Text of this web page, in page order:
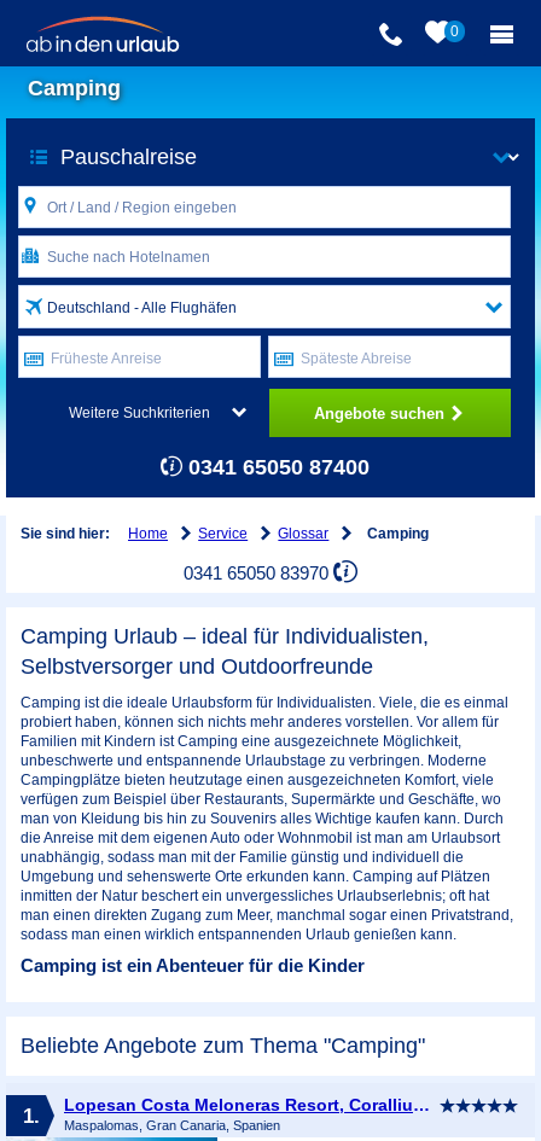
0
Camping
Deutschland - Alle Flughäfen
Früheste Anreise Späteste Abreise
Weitere Suchkriterien Angebote suchen
0341 65050 87400
Sie sind hier: Home Service Glossar Camping
0341 65050 83970
Camping Urlaub – ideal für Individualisten,
Selbstversorger und Outdoorfreunde
Camping ist die ideale Urlaubsform für Individualisten. Viele, die es einmal
probiert haben, können sich nichts mehr anderes vorstellen. Vor allem für
Familien mit Kindern ist Camping eine ausgezeichnete Möglichkeit,
unbeschwerte und entspannende Urlaubstage zu verbringen. Moderne
Campingplätze bieten heutzutage einen ausgezeichneten Komfort, viele
verfügen zum Beispiel über Restaurants, Supermärkte und Geschäfte, wo
man von Kleidung bis hin zu Souvenirs alles Wichtige kaufen kann. Durch
die Anreise mit dem eigenen Auto oder Wohnmobil ist man am Urlaubsort
unabhängig, sodass man mit der Familie günstig und individuell die
Umgebung und sehenswerte Orte erkunden kann. Camping auf Plätzen
inmitten der Natur beschert ein unvergessliches Urlaubserlebnis; oft hat
man einen direkten Zugang zum Meer, manchmal sogar einen Privatstrand,
sodass man einen wirklich entspannenden Urlaub genießen kann.
Camping ist ein Abenteuer für die Kinder
Beliebte Angebote zum Thema "Camping"
1. Lopesan Costa Meloneras Resort, Corallium Spa & Casino
Maspalomas, Gran Canaria, Spanien